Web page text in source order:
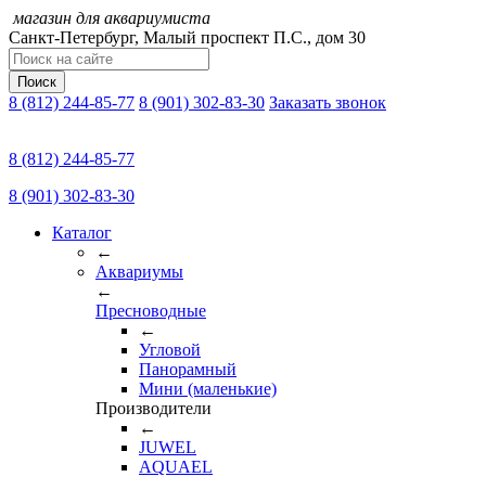
магазин для аквариумиста
Санкт-Петербург, Малый проспект П.C., дом 30
Поиск
8 (812) 244-85-77 8 (901) 302-83-30 Заказать звонок
8 (812) 244-85-77
8 (901) 302-83-30
Каталог
←
Аквариумы
←
Пресноводные
←
Угловой
Панорамный
Мини (маленькие)
Производители
←
JUWEL
AQUAEL